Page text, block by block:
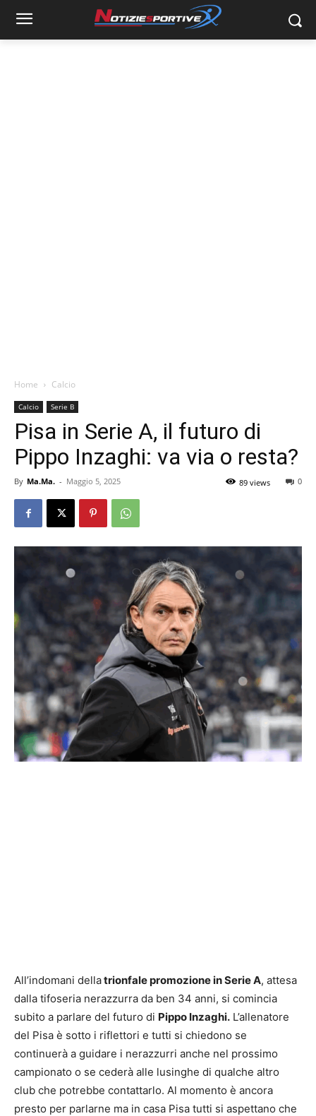
Home Calcio
Calcio Serie B
Pisa in Serie A, il futuro di
Pippo Inzaghi: va via o resta?
By Ma.Ma. - Maggio 5, 2025 0
89 views
All’indomani dellatrionfale promozione in Serie A, attesa
dalla tifoseria nerazzurra da ben 34 anni, si comincia
subito a parlare del futuro di Pippo Inzaghi. L’allenatore
del Pisa è sotto i riflettori e tutti si chiedono se
continuerà a guidare i nerazzurri anche nel prossimo
campionato o se cederà alle lusinghe di qualche altro
club che potrebbe contattarlo. Al momento è ancora
presto per parlarne ma in casa Pisa tutti si aspettano che